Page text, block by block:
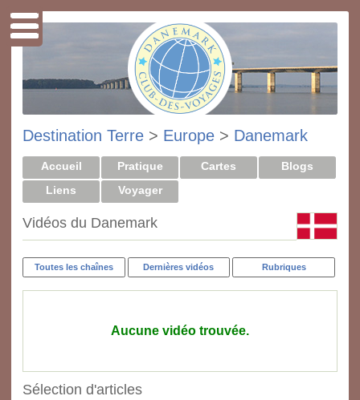
Destination Terre > Europe > Danemark
Accueil Pratique Cartes
Blogs
Liens
Voyager
Vidéos du Danemark
Toutes les chaînes Dernières vidéos Rubriques
Aucune vidéo trouvée.
Sélection d'articles